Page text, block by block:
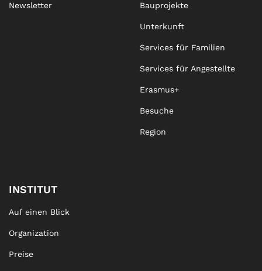
Newsletter Bauprojekte
Unterkunft
Services für Familien
Services für Angestellte
Erasmus+
Besuche
Region
INSTITUT
Auf einen Blick
Organization
Preise